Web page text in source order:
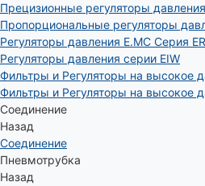
Прецизионные регуляторы
Пропорциональные регуляторы
Регуляторы давления E.MC Серия ER
Регуляторы давления серии EIW
Фильтры и Регуляторы на высокое
Фильтры и Регуляторы на высокое
Соединение
Назад
Соединение
Пневмотрубка
Назад